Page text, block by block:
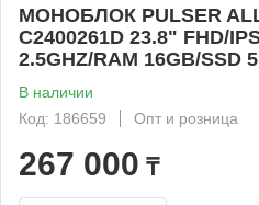
МОНОБЛОК PULSER
C2400261D 23.8" FHD/
2.5GHZ/RAM 16GB/SSD
В наличии
Код: 186659
Опт и розница
267 000 ₸